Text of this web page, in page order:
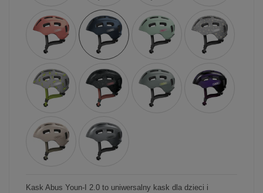
Kask Abus Youn-I 2.0 to uniwersalny kask dla dzieci i